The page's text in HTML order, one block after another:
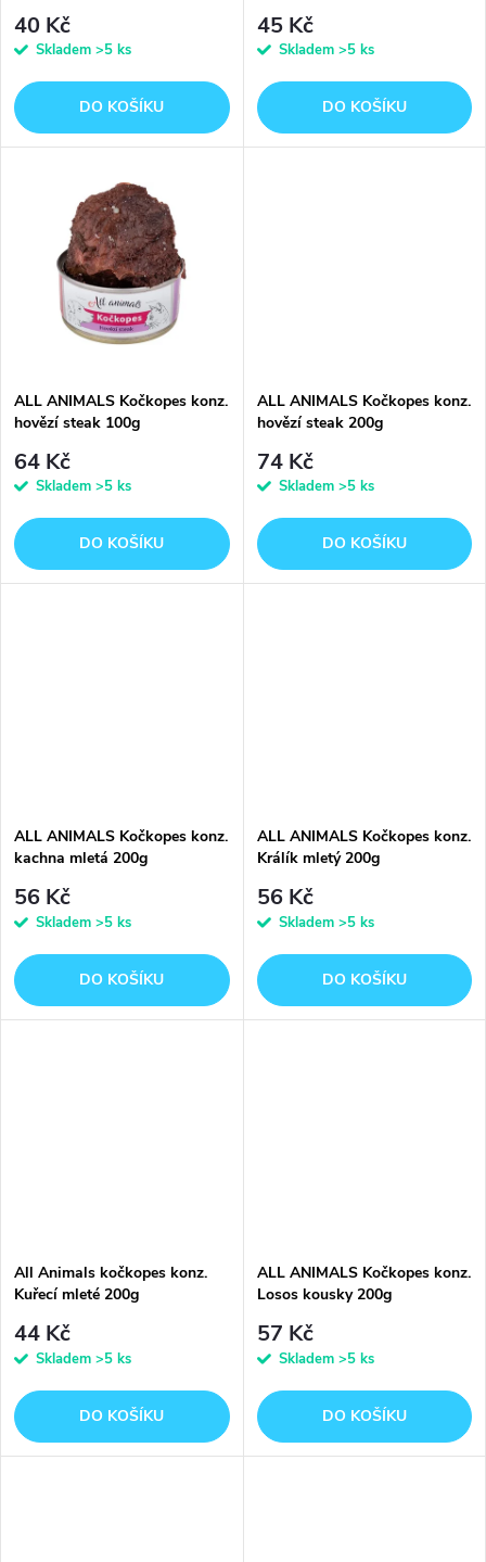
r
o
d
r
o
ů
40 Kč
Skladem >5 ks
DO KOŠÍKU
45 Kč
Skladem >5 ks
DO KOŠÍKU
ALL ANIMALS Kočkopes konz.
hovězí steak 100g
64 Kč
Skladem >5 ks
DO KOŠÍKU
ALL ANIMALS Kočkopes konz.
hovězí steak 200g
74 Kč
Skladem >5 ks
DO KOŠÍKU
ALL ANIMALS Kočkopes konz.
kachna mletá 200g
56 Kč
Skladem >5 ks
DO KOŠÍKU
ALL ANIMALS Kočkopes konz.
Králík mletý 200g
56 Kč
Skladem >5 ks
DO KOŠÍKU
All Animals kočkopes konz.
Kuřecí mleté 200g
44 Kč
Skladem >5 ks
DO KOŠÍKU
ALL ANIMALS Kočkopes konz.
Losos kousky 200g
57 Kč
Skladem >5 ks
DO KOŠÍKU